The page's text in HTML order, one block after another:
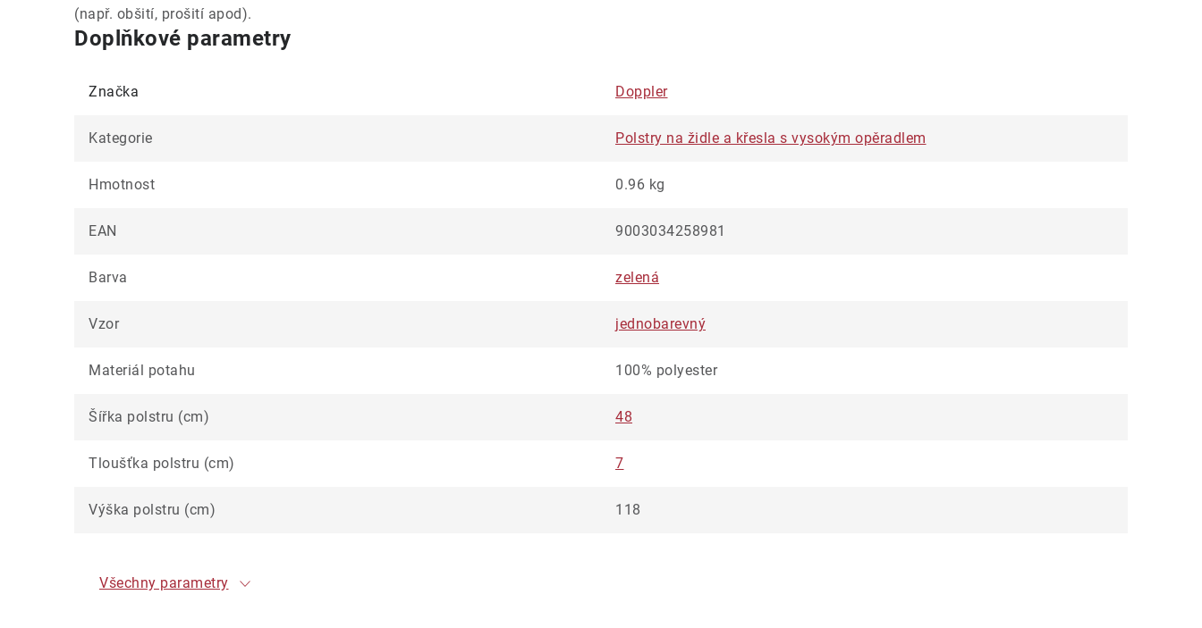
(např. obšití, prošití apod).
Doplňkové parametry
Značka Doppler
Kategorie Polstry na židle a křesla s vysokým opěradlem
Hmotnost 0.96 kg
EAN 9003034258981
Barva zelená
Vzor jednobarevný
Materiál potahu 100% polyester
Šířka polstru (cm) 48
Tloušťka polstru (cm) 7
Výška polstru (cm) 118
Všechny parametry